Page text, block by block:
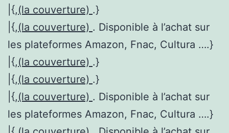
|{,(la couverture) .}
|{,(la couverture) . Disponible à l’achat sur
les plateformes Amazon, Fnac, Cultura ….}
|{,(la couverture) .}
|{,(la couverture) .}
|{,(la couverture) . Disponible à l’achat sur
les plateformes Amazon, Fnac, Cultura ….}